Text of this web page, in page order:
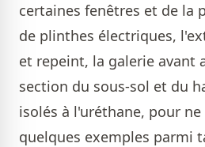
certaines fenêtres et de la
de plinthes électriques,
et repeint, la galerie avant
section du sous-sol et du
isolés à l'uréthane, pour
quelques exemples parmi